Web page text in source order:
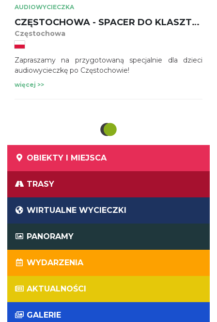
AUDIOWYCIECZKA
CZĘSTOCHOWA - SPACER DO KLASZTORU JASNOGÓRSKIEGO - DLA DZIECI
Częstochowa
Zapraszamy na przygotowaną specjalnie dla dzieci
audiowycieczkę po Częstochowie!
więcej >>
OBIEKTY I MIEJSCA
TRASY
WIRTUALNE WYCIECZKI
PANORAMY
WYDARZENIA
AKTUALNOŚCI
GALERIE